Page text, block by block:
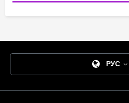
РУС